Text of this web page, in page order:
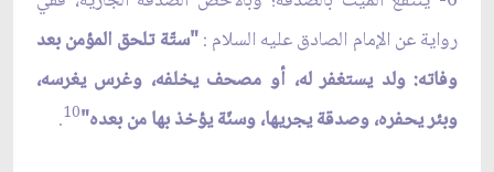
رواية عن الإمام الصادق عليه السلام :"ستّة تلحق المؤمن بعد
وفاته: ولد يستغفر له، أو مصحف يخلفه، وغرس يغرسه،
وبئر يحفره، وصدقة يجريها، وسنّة يؤخذ بها من بعده"10
.